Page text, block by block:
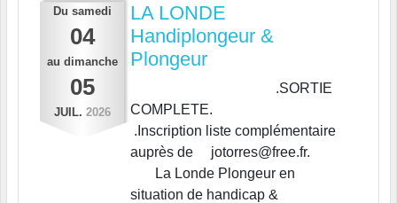
Du samedi
04
au dimanche
05
JUIL. 2026
LA LONDE
Handiplongeur &
Plongeur
.SORTIE
COMPLETE.
.Inscription liste complémentaire
auprès de jotorres@free.fr.
La Londe Plongeur en
situation de handicap &